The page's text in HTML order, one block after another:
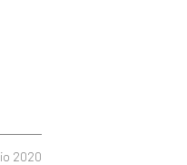
2020